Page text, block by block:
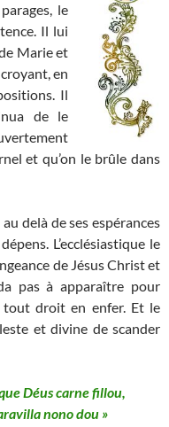
le
Il lui
Marie et
en
Il
de le
et qu’on le brûle dans
delà de ses espérances
L’ecclésiastique le
de Jésus Christ et
pas à apparaître pour
tout droit en enfer. Et le
et divine de scander
Déus carne fillou,
nono dou »